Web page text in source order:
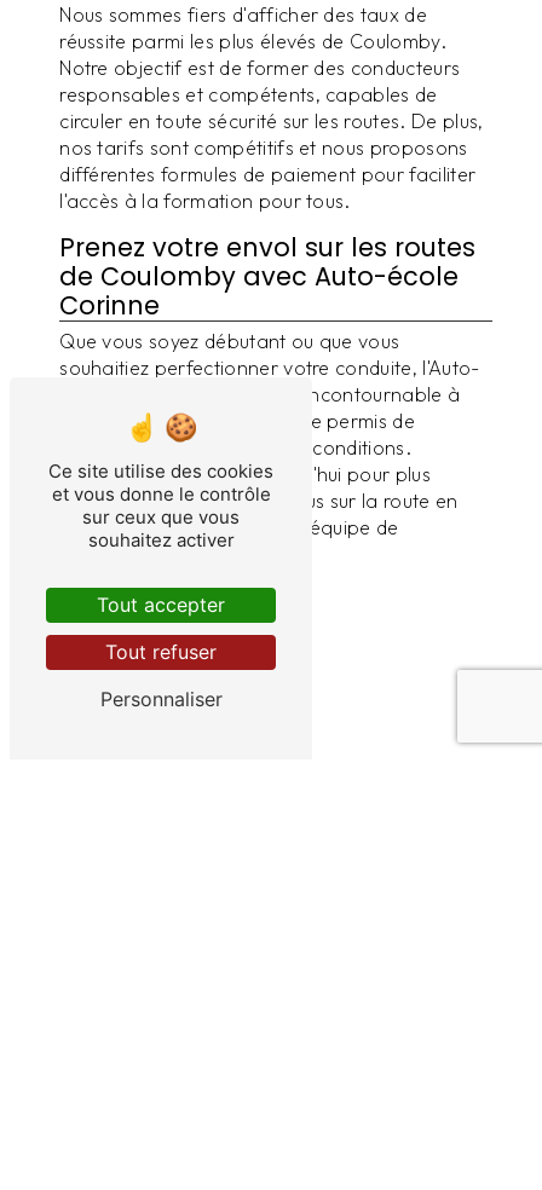
Nous sommes fiers d'afficher des taux de
réussite parmi les plus élevés de Coulomby.
Notre objectif est de former des conducteurs
responsables et compétents, capables de
circuler en toute sécurité sur les routes. De plus,
nos tarifs sont compétitifs et nous proposons
différentes formules de paiement pour faciliter
l'accès à la formation pour tous.
Prenez votre envol sur les routes
de Coulomby avec Auto-école
Corinne
Que vous soyez débutant ou que vous
souhaitiez perfectionner votre conduite, l'Auto-
école Corinne est l'adresse incontournable à
Coulomby pour obtenir votre permis de
conduire dans les meilleures conditions.
Contactez-nous dès aujourd'hui pour plus
d'informations et lancez-vous sur la route en
toute confiance avec notre équipe de
professionnels passionnés.
En savoir plus
Contactez-nous
Ce site utilise des cookies
et vous donne le contrôle
sur ceux que vous
souhaitez activer
Tout accepter
Tout refuser
Personnaliser